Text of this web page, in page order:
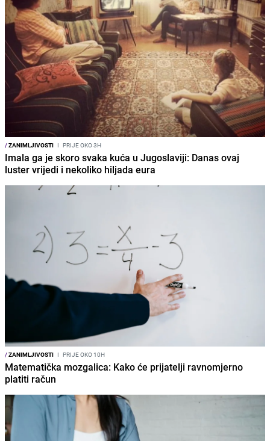
/ZANIMLJIVOSTI I PRIJE OKO 3H
Imala ga je skoro svaka kuća u Jugoslaviji: Danas ovaj
luster vrijedi i nekoliko hiljada eura
/ZANIMLJIVOSTI I PRIJE OKO 10H
Matematička mozgalica: Kako će prijatelji ravnomjerno
platiti račun